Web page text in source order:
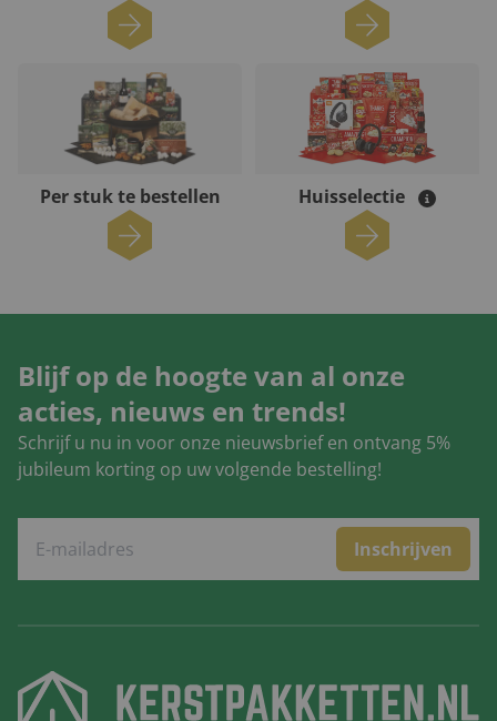
Per stuk te bestellen Huisselectie
Blijf op de hoogte van al onze
acties, nieuws en trends!
Schrijf u nu in voor onze nieuwsbrief en ontvang 5%
jubileum korting op uw volgende bestelling!
Inschrijven